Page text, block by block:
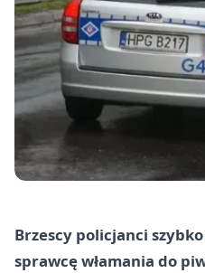
Brzescy policjanci
sprawcę włamania do